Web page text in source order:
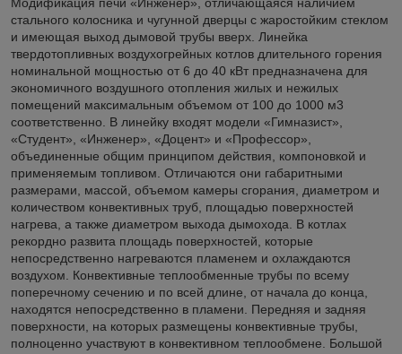
стального колосника и чугунной дверцы с жаростойким стеклом
и имеющая выход дымовой трубы вверх. Линейка
твердотопливных воздухогрейных котлов длительного горения
номинальной мощностью от 6 до 40 кВт предназначена для
экономичного воздушного отопления жилых и нежилых
помещений максимальным объемом от 100 до 1000 м3
соответственно. В линейку входят модели «Гимназист»,
«Студент», «Инженер», «Доцент» и «Профессор»,
объединенные общим принципом действия, компоновкой и
применяемым топливом. Отличаются они габаритными
размерами, массой, объемом камеры сгорания, диаметром и
количеством конвективных труб, площадью поверхностей
нагрева, а также диаметром выхода дымохода. В котлах
рекордно развита площадь поверхностей, которые
непосредственно нагреваются пламенем и охлаждаются
воздухом. Конвективные теплообменные трубы по всему
поперечному сечению и по всей длине, от начала до конца,
находятся непосредственно в пламени. Передняя и задняя
поверхности, на которых размещены конвективные трубы,
полноценно участвуют в конвективном теплообмене. Большой